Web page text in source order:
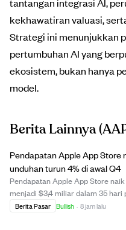
kekhawatiran valuasi,
Strategi ini menunjukkan
pertumbuhan AI yang
ekosistem, bukan hanya
model.
Berita Lainnya
Pendapatan Apple App Store
unduhan turun 4% di awal Q4
Pendapatan Apple App Store
menjadi $3,4 miliar dalam 35 hari
keempat fiskal, meski total
Berita Pasar Bullish · 8 jam lalu